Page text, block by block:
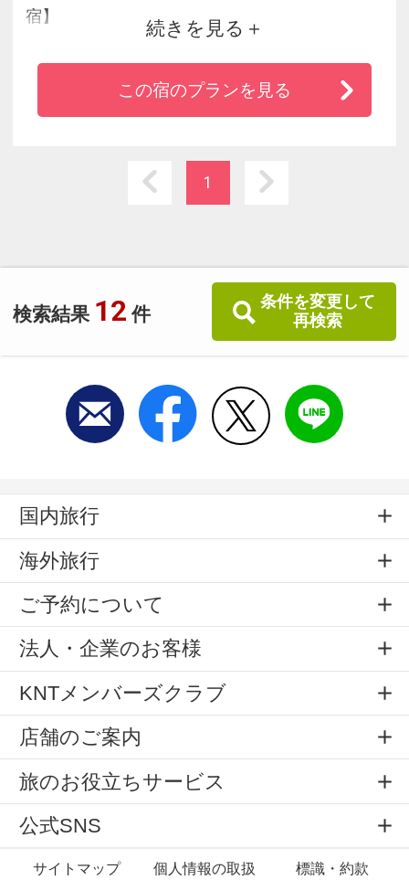
検索結果 12 件
条件を変更して
再検索
宿】
館山港前、４０代夫婦で営む海田舎のアットホ
ームな小さな民宿。
気取らない海田舎料理と、貸切風呂「温泉薬湯
歩いて渡れる無人島「沖ノ島（沖ノ島海水浴
場）」＆釣りスポット「館山港」にアクセスが
コンビニ車２分、館山駅車５分で便利♪
続きを見る
この宿のプランを見る
1
国内旅行
海外旅行
ご予約について
法人・企業のお客様
KNTメンバーズクラブ
店舗のご案内
旅のお役立ちサービス
公式SNS
サイトマップ 個人情報の取扱 標識・約款